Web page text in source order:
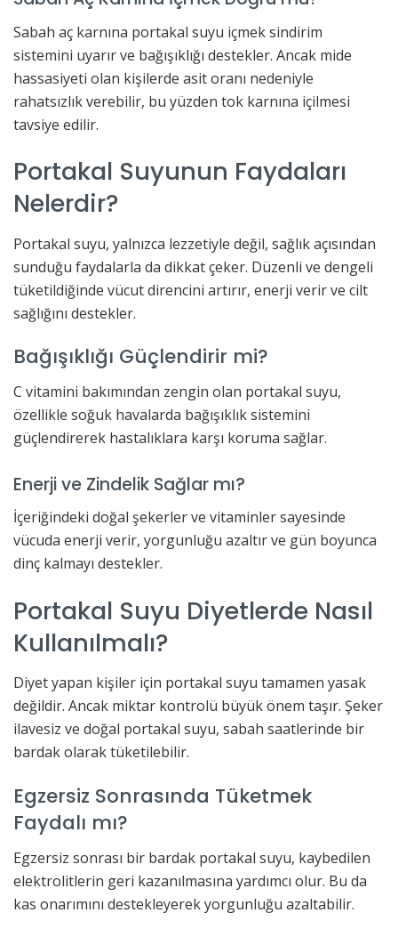
Sabah aç karnına portakal suyu içmek sindirim
sistemini uyarır ve bağışıklığı destekler. Ancak mide
hassasiyeti olan kişilerde asit oranı nedeniyle
rahatsızlık verebilir, bu yüzden tok karnına içilmesi
tavsiye edilir.
Portakal Suyunun Faydaları
Nelerdir?
Portakal suyu, yalnızca lezzetiyle değil, sağlık açısından
sunduğu faydalarla da dikkat çeker. Düzenli ve dengeli
tüketildiğinde vücut direncini artırır, enerji verir ve cilt
sağlığını destekler.
Bağışıklığı Güçlendirir mi?
C vitamini bakımından zengin olan portakal suyu,
özellikle soğuk havalarda bağışıklık sistemini
güçlendirerek hastalıklara karşı koruma sağlar.
Enerji ve Zindelik Sağlar mı?
İçeriğindeki doğal şekerler ve vitaminler sayesinde
vücuda enerji verir, yorgunluğu azaltır ve gün boyunca
dinç kalmayı destekler.
Portakal Suyu Diyetlerde Nasıl
Kullanılmalı?
Diyet yapan kişiler için portakal suyu tamamen yasak
değildir. Ancak miktar kontrolü büyük önem taşır. Şeker
ilavesiz ve doğal portakal suyu, sabah saatlerinde bir
bardak olarak tüketilebilir.
Egzersiz Sonrasında Tüketmek
Faydalı mı?
Egzersiz sonrası bir bardak portakal suyu, kaybedilen
elektrolitlerin geri kazanılmasına yardımcı olur. Bu da
kas onarımını destekleyerek yorgunluğu azaltabilir.